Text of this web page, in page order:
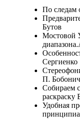
По следам
Бутов
Мостовой
Сергиенко
П. Бобонич
Собираем
Удобная